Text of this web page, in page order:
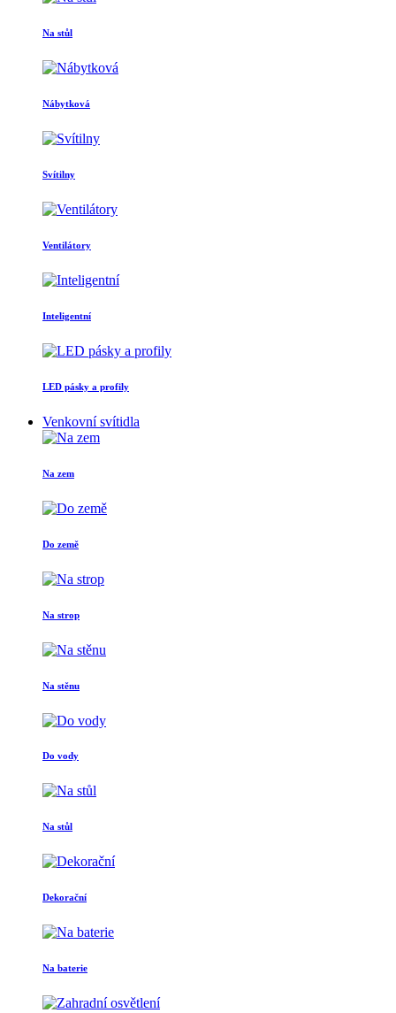
Na stůl
Nábytková
Svítilny
Ventilátory
Inteligentní
LED pásky a profily
Venkovní svítidla
Na zem
Do země
Na strop
Na stěnu
Do vody
Na stůl
Dekorační
Na baterie